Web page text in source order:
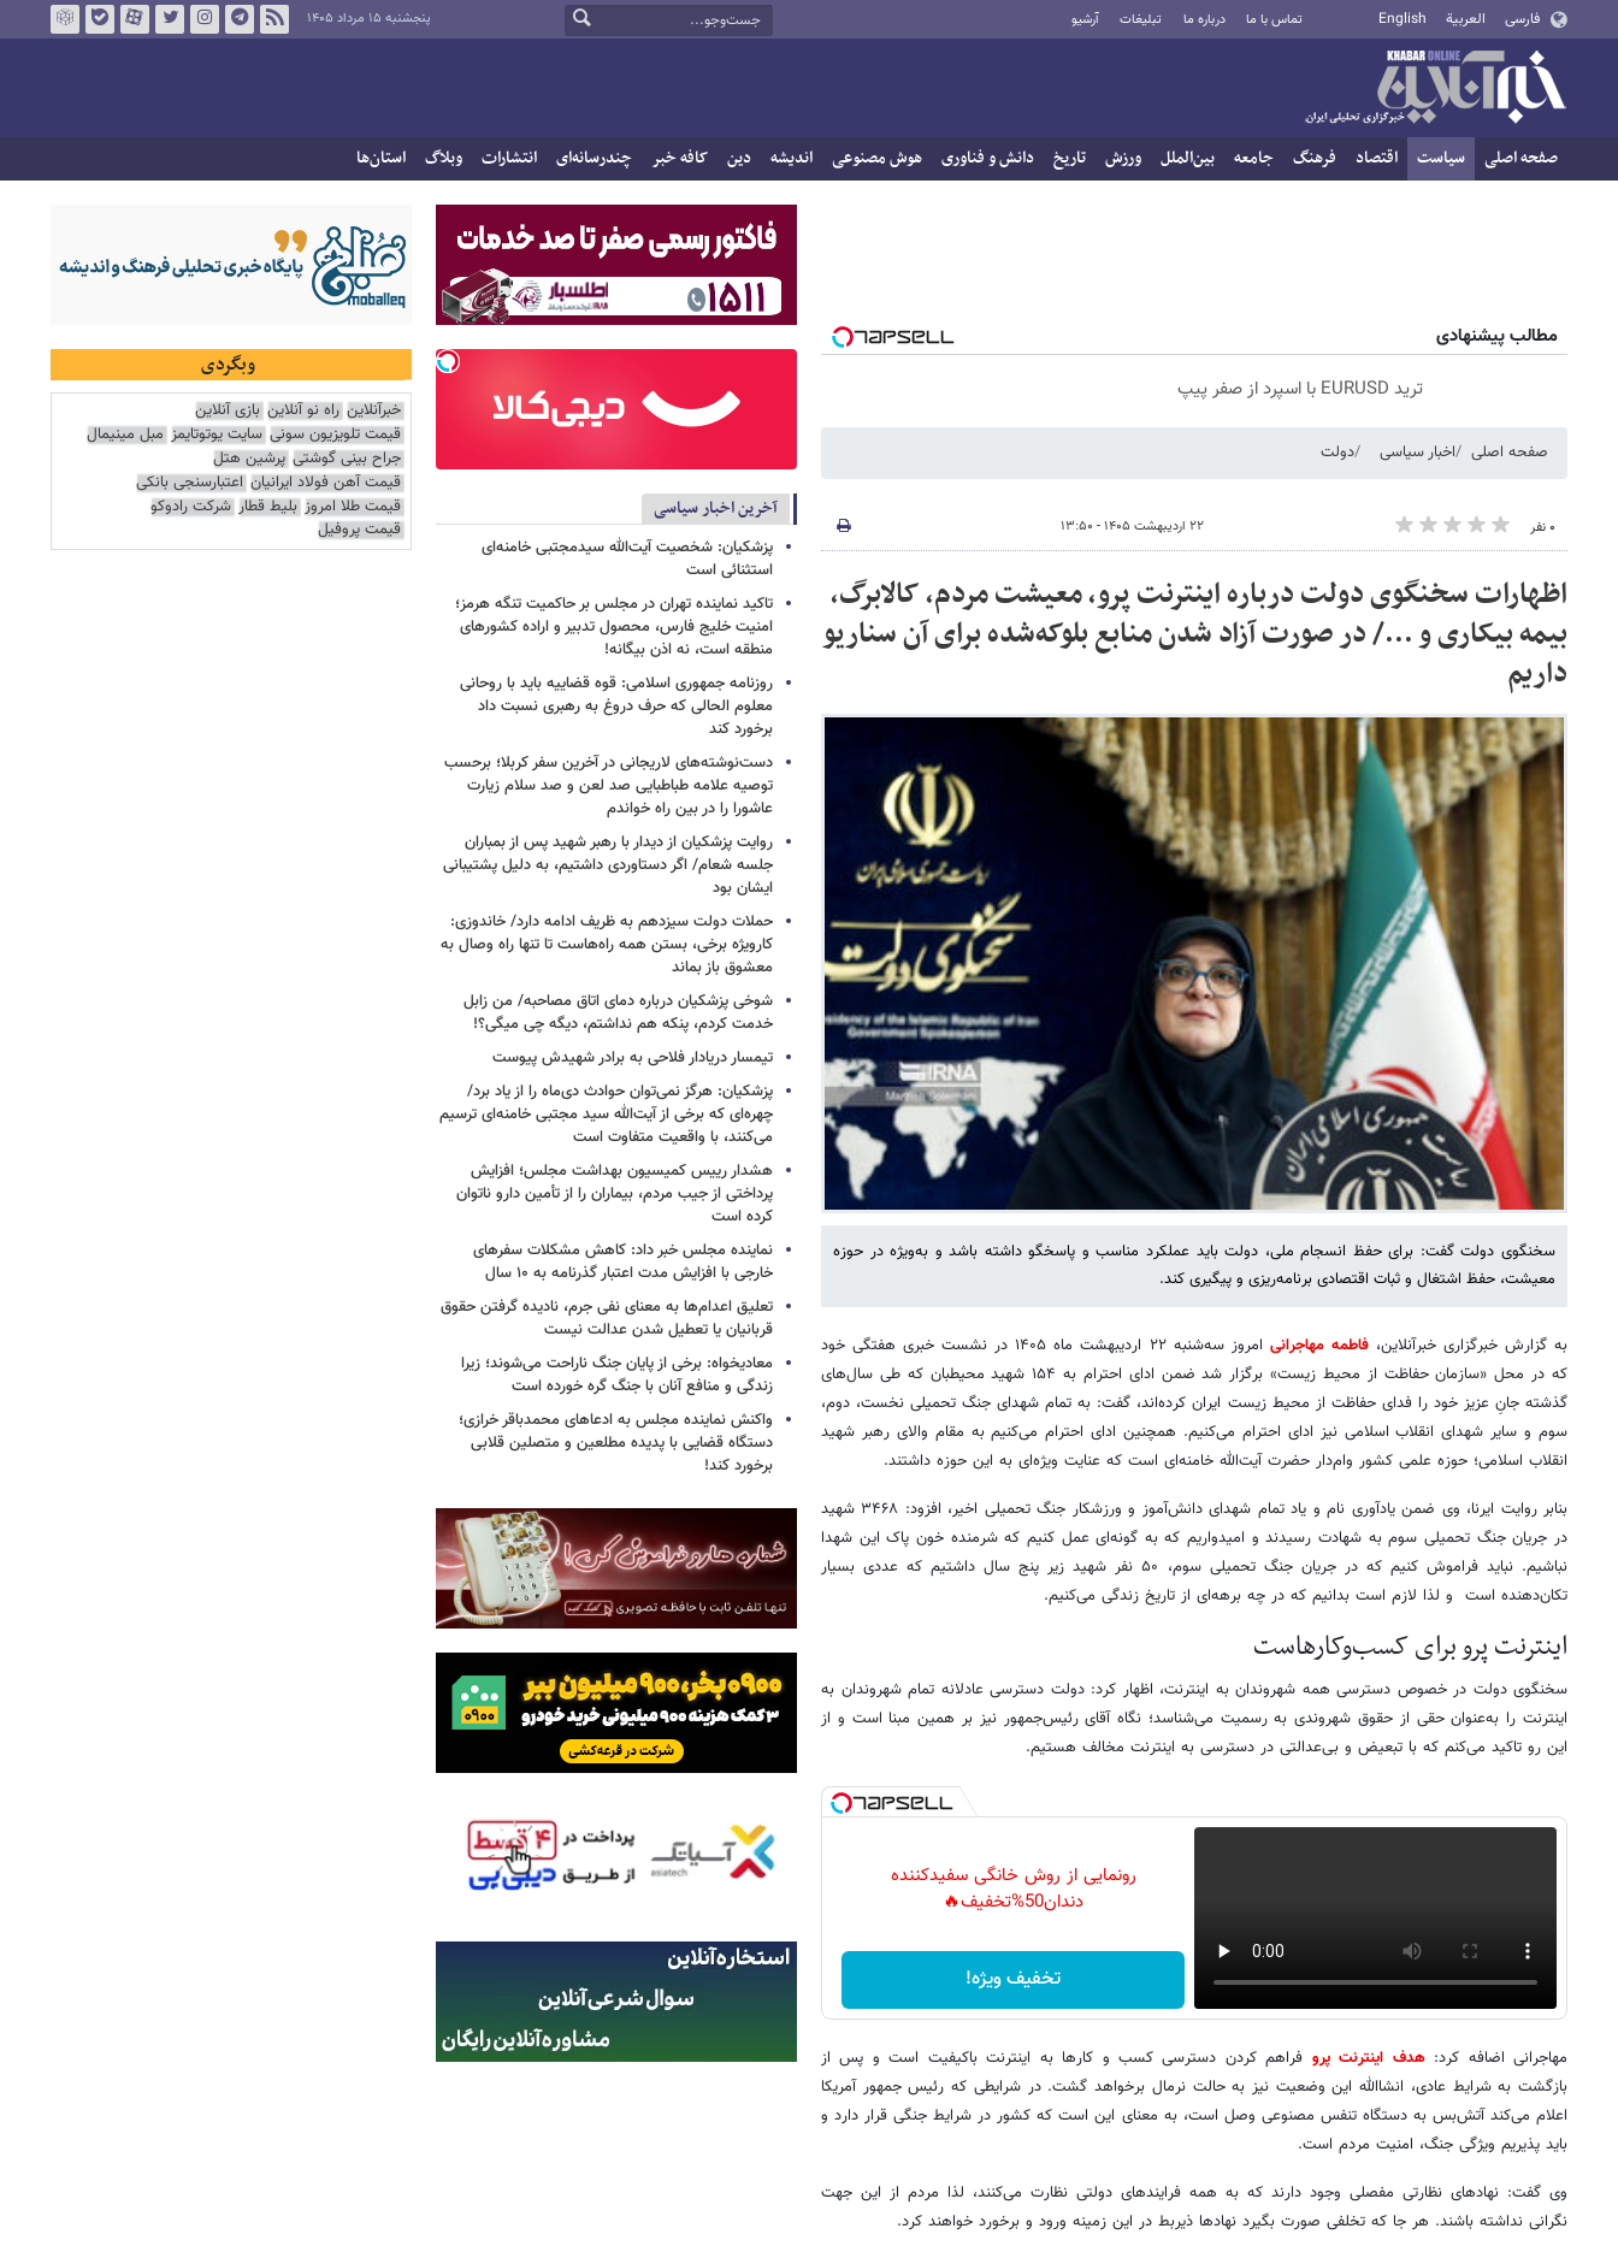
فارسی العربية English تماس با ما درباره ما تبلیغات آرشیو پنجشنبه ۱۵ مرداد ۱۴۰۵
صفحه اصلی سیاست اقتصاد فرهنگ جامعه بین‌الملل ورزش تاریخ دانش و فناوری هوش مصنوعی اندیشه دین کافه خبر چندرسانه‌ای انتشارات وبلاگ استان‌ها
مطالب پیشنهادی
ترید EURUSD با اسپرد از صفر پیپ
صفحه اصلی اخبار سیاسی دولت
۰ نفر ۲۲ اردیبهشت ۱۴۰۵ - ۱۳:۵۰
اظهارات سخنگوی دولت درباره اینترنت پرو، معیشت مردم، کالابرگ،
بیمه بیکاری و .../ در صورت آزاد شدن منابع بلوکه‌شده برای آن سناریو
داریم
سخنگوی دولت گفت: برای حفظ انسجام ملی، دولت باید عملکرد مناسب و پاسخگو داشته باشد و به‌ویژه در حوزه
معیشت، حفظ اشتغال و ثبات اقتصادی برنامه‌ریزی و پیگیری کند.
به گزارش خبرگزاری خبرآنلاین،فاطمه مهاجرانی
امروز سه‌شنبه ۲۲ اردیبهشت ماه ۱۴۰۵ در نشست خبری هفتگی خود
که در محل «سازمان حفاظت از محیط زیست» برگزار شد ضمن ادای احترام به ۱۵۴ شهید محیطبان که طی سال‌های
گذشته جانِ عزیز خود را فدای حفاظت از محیط زیست ایران کرده‌اند، گفت: به تمام شهدای جنگ تحمیلی نخست، دوم،
سوم و سایر شهدای انقلاب اسلامی نیز ادای احترام می‌کنیم. همچنین ادای احترام می‌کنیم به مقام والای رهبر شهید
انقلاب اسلامی؛ حوزه علمی کشور وام‌دار حضرت آیت‌الله خامنه‌ای است که عنایت ویژه‌ای به این حوزه داشتند.
بنابر روایت ایرنا، وی ضمن یادآوری نام و یاد تمام شهدای دانش‌آموز و ورزشکار جنگ تحمیلی اخیر، افزود: ۳۴۶۸ شهید
در جریان جنگ تحمیلی سوم به شهادت رسیدند و امیدواریم که به گونه‌ای عمل کنیم که شرمنده خون پاک این شهدا
نباشیم. نباید فراموش کنیم که در جریان جنگ تحمیلی سوم، ۵۰ نفر شهید زیر پنج سال داشتیم که عددی بسیار
تکان‌دهنده است و لذا لازم است بدانیم که در چه برهه‌ای از تاریخ زندگی می‌کنیم.
اینترنت پرو برای کسب‌وکارهاست
سخنگوی دولت در خصوص دسترسی همه شهروندان به اینترنت، اظهار کرد: دولت دسترسی عادلانه تمام شهروندان به
اینترنت را به‌عنوان حقی از حقوق شهروندی به رسمیت می‌شناسد؛ نگاه آقای رئیس‌جمهور نیز بر همین مبنا است و از
این رو تاکید می‌کنم که با تبعیض و بی‌عدالتی در دسترسی به اینترنت مخالف هستیم.
رونمایی از روش خانگی سفیدکننده
دندان50%تخفیف🔥
تخفیف ویژه!
مهاجرانی اضافه کرد: هدف اینترنت پرو فراهم کردن دسترسی کسب و کارها به اینترنت باکیفیت است و پس از
بازگشت به شرایط عادی، انشاالله این وضعیت نیز به حالت نرمال برخواهد گشت. در شرایطی که رئیس جمهور آمریکا
اعلام می‌کند آتش‌بس به دستگاه تنفس مصنوعی وصل است، به معنای این است که کشور در شرایط جنگی قرار دارد و
باید پذیریم ویژگی جنگ، امنیت مردم است.
وی گفت: نهادهای نظارتی مفصلی وجود دارند که به همه فرایندهای دولتی نظارت می‌کنند، لذا مردم از این جهت
نگرانی نداشته باشند. هر جا که تخلفی صورت بگیرد نهادها ذیربط در این زمینه ورود و برخورد خواهند کرد.
آخرین اخبار سیاسی
پزشکیان: شخصیت آیت‌الله سیدمجتبی خامنه‌ای
استثنائی است
تاکید نماینده تهران در مجلس بر حاکمیت تنگه هرمز؛
امنیت خلیج فارس، محصول تدبیر و اراده کشورهای
منطقه است، نه اذن بیگانه!
روزنامه جمهوری اسلامی: قوه قضاییه باید با روحانی
معلوم الحالی که حرف دروغ به رهبری نسبت داد
برخورد کند
دست‌نوشته‌های لاریجانی در آخرین سفر کربلا؛ برحسب
توصیه علامه طباطبایی صد لعن و صد سلام زیارت
عاشورا را در بین راه خواندم
روایت پزشکیان از دیدار با رهبر شهید پس از بمباران
جلسه شعام/ اگر دستاوردی داشتیم، به دلیل پشتیبانی
ایشان بود
حملات دولت سیزدهم به ظریف ادامه دارد/ خاندوزی:
کارویژه برخی، بستن همه راه‌هاست تا تنها راه وصال به
معشوق باز بماند
شوخی پزشکیان درباره دمای اتاق مصاحبه/ من زابل
خدمت کردم، پنکه هم نداشتم، دیگه چی میگی؟!
تیمسار دریادار فلاحی به برادر شهیدش پیوست
پزشکیان: هرگز نمی‌توان حوادث دی‌ماه را از یاد برد/
چهره‌ای که برخی از آیت‌الله سید مجتبی خامنه‌ای ترسیم
می‌کنند، با واقعیت متفاوت است
هشدار رییس کمیسیون بهداشت مجلس؛ افزایش
پرداختی از جیب مردم، بیماران را از تأمین دارو ناتوان
کرده است
نماینده مجلس خبر داد: کاهش مشکلات سفرهای
خارجی با افزایش مدت اعتبار گذرنامه به ۱۰ سال
تعلیق اعدام‌ها به معنای نفی جرم، نادیده گرفتن حقوق
قربانیان یا تعطیل شدن عدالت نیست
معادیخواه: برخی از پایان جنگ ناراحت می‌شوند؛ زیرا
زندگی و منافع آنان با جنگ گره خورده است
واکنش نماینده مجلس به ادعاهای محمدباقر خرازی؛
دستگاه قضایی با پدیده مطلعین و متصلین قلابی
برخورد کند!
وبگردی
خبرآنلاین راه نو آنلاین بازی آنلاین
قیمت تلویزیون سونی سایت یوتوتایمز مبل مینیمال
جراح بینی گوشتی پرشین هتل
قیمت آهن فولاد ایرانیان اعتبارسنجی بانکی
قیمت طلا امروز بلیط قطار شرکت رادوکو
قیمت پروفیل